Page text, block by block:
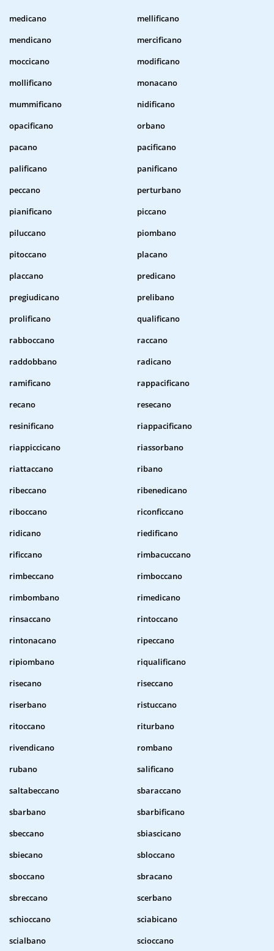
medicano
mellificano
mendicano
mercificano
moccicano
modificano
mollificano
monacano
mummificano
nidificano
opacificano
orbano
pacano
pacificano
palificano
panificano
peccano
perturbano
pianificano
piccano
piluccano
piombano
pitoccano
placano
placcano
predicano
pregiudicano
prelibano
prolificano
qualificano
rabboccano
raccano
raddobbano
radicano
ramificano
rappacificano
recano
resecano
resinificano
riappacificano
riappiccicano
riassorbano
riattaccano
ribano
ribeccano
ribenedicano
riboccano
riconficcano
ridicano
riedificano
rificcano
rimbacuccano
rimbeccano
rimboccano
rimbombano
rimedicano
rinsaccano
rintoccano
rintonacano
ripeccano
ripiombano
riqualificano
risecano
riseccano
riserbano
ristuccano
ritoccano
riturbano
rivendicano
rombano
rubano
salificano
saltabeccano
sbaraccano
sbarbano
sbarbificano
sbeccano
sbiascicano
sbiecano
sbloccano
sboccano
sbracano
sbreccano
scerbano
schioccano
sciabicano
scialbano
scioccano